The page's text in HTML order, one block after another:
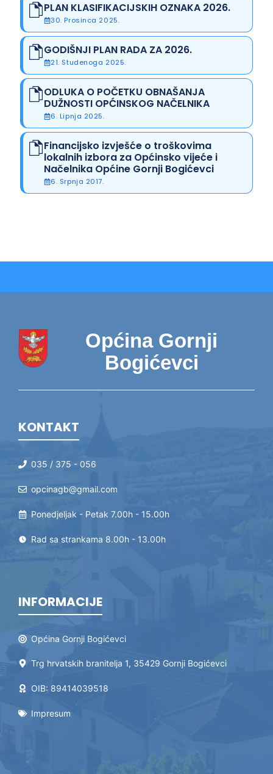
PLAN KLASIFIKACIJSKIH OZNAKA 2026.
30. Prosinca 2025.
GODIŠNJI PLAN RADA ZA 2026.
21. Studenoga 2025.
ODLUKA O POČETKU OBNAŠANJA
DUŽNOSTI OPĆINSKOG NAČELNIKA
6. Lipnja 2025.
Financijsko izvješće o troškovima
lokalnih izbora za Općinsko vijeće i
Načelnika Općine Gornji Bogićevci
6. Srpnja 2017.
Općina Gornji
Bogićevci
KONTAKT
035 / 375 - 056
opcinagb@gmail.com
Ponedjeljak - Petak 7.00h - 15.00h
Rad sa strankama 8.00h - 13.00h
INFORMACIJE
Općina Gornji Bogićevci
Trg hrvatskih branitelja 1, 35429 Gornji Bogićevci
OIB: 89414039518
Impresum